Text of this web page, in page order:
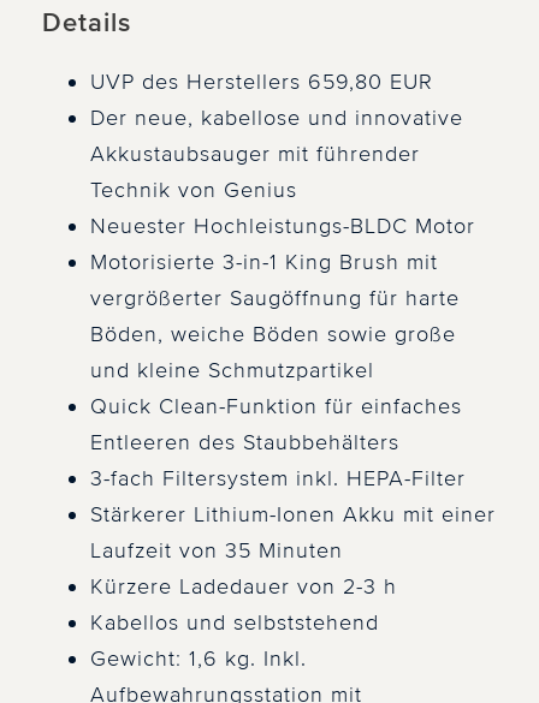
Details
UVP des Herstellers 659,80 EUR
Der neue, kabellose und innovative
Akkustaubsauger mit führender
Technik von Genius
Neuester Hochleistungs-BLDC Motor
Motorisierte 3-in-1 King Brush mit
vergrößerter Saugöffnung für harte
Böden, weiche Böden sowie große
und kleine Schmutzpartikel
Quick Clean-Funktion für einfaches
Entleeren des Staubbehälters
3-fach Filtersystem inkl. HEPA-Filter
Stärkerer Lithium-Ionen Akku mit einer
Laufzeit von 35 Minuten
Kürzere Ladedauer von 2-3 h
Kabellos und selbststehend
Gewicht: 1,6 kg. Inkl.
Aufbewahrungsstation mit